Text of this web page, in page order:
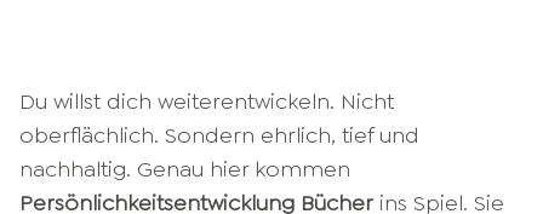
Du willst dich weiterentwickeln. Nicht
oberflächlich. Sondern ehrlich, tief und
nachhaltig. Genau hier kommen
Persönlichkeitsentwicklung Bücherins Spiel. Sie